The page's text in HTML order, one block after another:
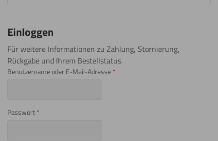
Einloggen
Für weitere Informationen zu Zahlung, Stornierung,
Rückgabe und Ihrem Bestellstatus.
Benutzername oder E-Mail-Adresse*
Passwort*